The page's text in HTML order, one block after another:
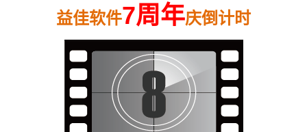
益佳软件7周年庆倒计时